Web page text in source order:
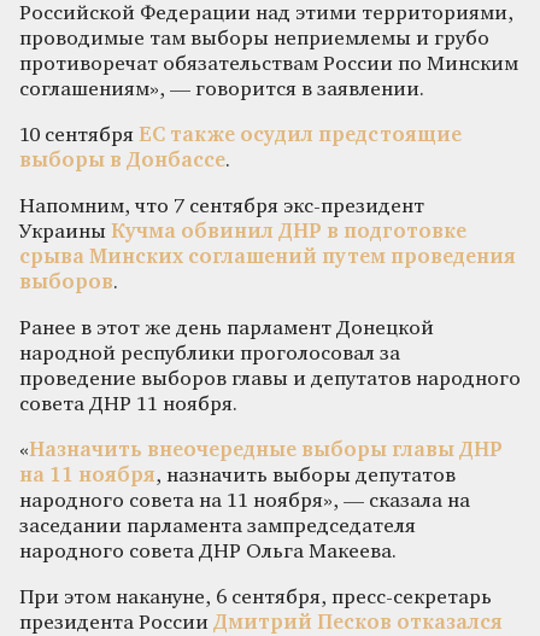
Российской Федерации над этими территориями,
проводимые там выборы неприемлемы и грубо
противоречат обязательствам России по Минским
соглашениям», — говорится в заявлении.
10 сентября ЕС также осудил предстоящие
выборы в Донбассе.
Напомним, что 7 сентября экс-президент
Украины Кучма обвинил ДНР в подготовке
срыва Минских соглашений путем проведения
выборов.
Ранее в этот же день парламент Донецкой
народной республики проголосовал за
проведение выборов главы и депутатов народного
совета ДНР 11 ноября.
«Назначить внеочередные выборы главы ДНР
на 11 ноября, назначить выборы депутатов
народного совета на 11 ноября», — сказала на
заседании парламента зампредседателя
народного совета ДНР Ольга Макеева.
При этом накануне, 6 сентября, пресс-секретарь
президента России Дмитрий Песков отказался